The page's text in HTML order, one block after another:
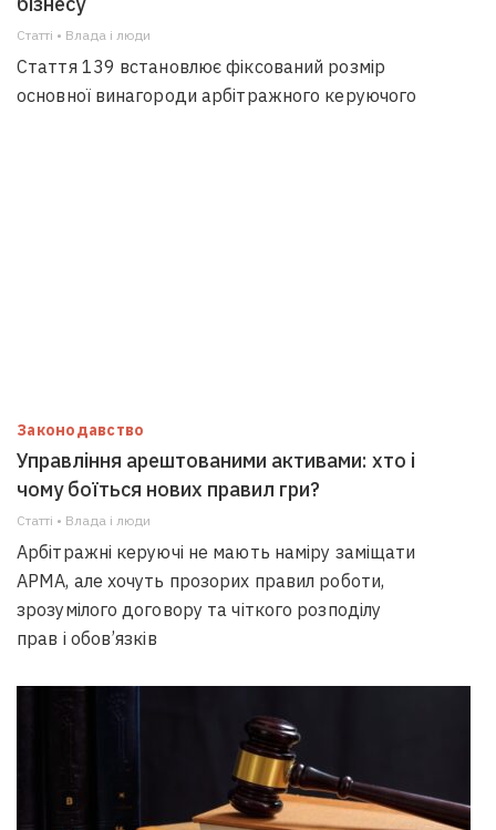
Статті • Влада i люди
Стаття 139 встановлює фіксований розмір
основної винагороди арбітражного керуючого
Законодавство
Управління арештованими активами: хто і
чому боїться нових правил гри?
Статті • Влада i люди
Арбітражні керуючі не мають наміру заміщати
АРМА, але хочуть прозорих правил роботи,
зрозумілого договору та чіткого розподілу
прав і обов’язків